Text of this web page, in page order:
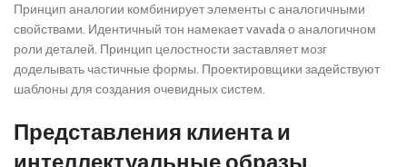
Принцип аналогии комбинирует элементы с аналогичными
свойствами. Идентичный тон намекает vavada о аналогичном
роли деталей. Принцип целостности заставляет мозг
доделывать частичные формы. Проектировщики задействуют
шаблоны для создания очевидных систем.
Представления клиента и